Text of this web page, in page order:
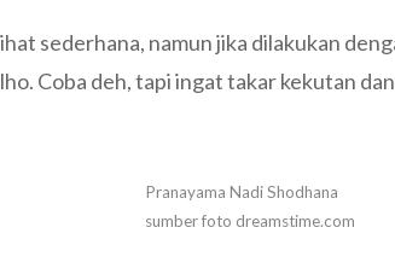
sederhana, namun jika dilakukan
Coba deh, tapi ingat takar kekutan
Pranayama Nadi Shodhana
sumber foto dreamstime.com